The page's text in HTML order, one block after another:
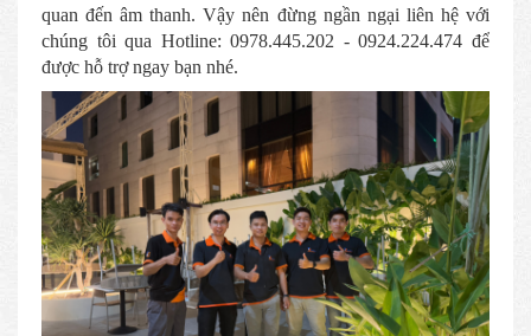
quan đến âm thanh. Vậy nên đừng ngần ngại liên hệ với
chúng tôi qua Hotline: 0978.445.202 - 0924.224.474 để
được hỗ trợ ngay bạn nhé.